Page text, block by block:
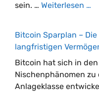
sein. … Weiterlesen …
Bitcoin Sparplan –
langfristigen
Bitcoin hat sich in
Nischenphänomen
Anlageklasse